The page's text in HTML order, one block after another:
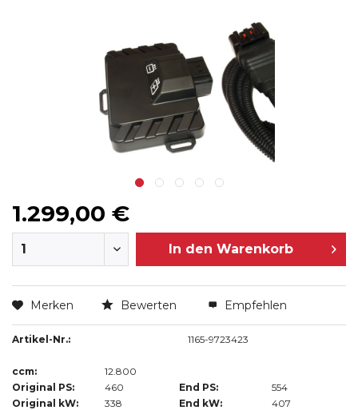
1.299,00 €
In den Warenkorb
Merken Bewerten Empfehlen
Artikel-Nr.: 1165-9723423
ccm:
12.800
Original PS:
460 End PS:
554
Original kW:
338 End kW:
407